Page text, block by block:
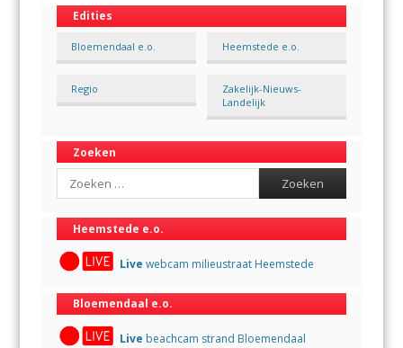
Edities
Bloemendaal e.o. Heemstede e.o.
Regio
Zakelijk-Nieuws-
Landelijk
Zoeken
Search
Heemstede e.o.
Live webcam milieustraat Heemstede
Bloemendaal e.o.
Live beachcam strand Bloemendaal